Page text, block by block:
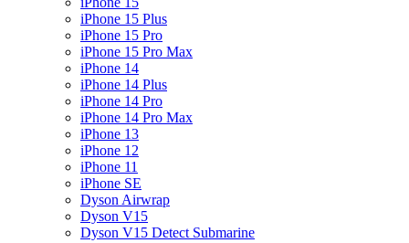
iPhone 15 Plus
iPhone 15 Pro
iPhone 15 Pro Max
iPhone 14
iPhone 14 Plus
iPhone 14 Pro
iPhone 14 Pro Max
iPhone 13
iPhone 12
iPhone 11
iPhone SE
Dyson Airwrap
Dyson V15
Dyson V15 Detect Submarine